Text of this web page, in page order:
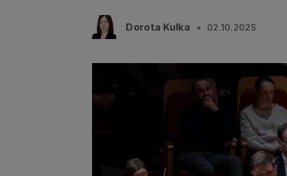
Dorota Kulka 02.10.2025